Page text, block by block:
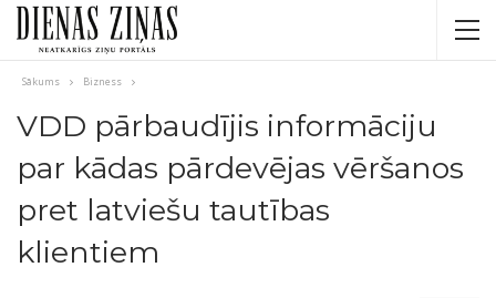
Sākums Bizness
VDD pārbaudījis informāciju
par kādas pārdevējas vēršanos
pret latviešu tautības
klientiem